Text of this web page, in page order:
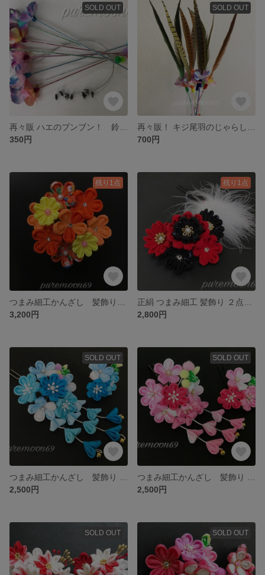
SOLD OUT
350円
SOLD OUT
700円
残り1点
3,200円
残り1点
2,800円
SOLD OUT
2,500円
SOLD OUT
2,500円
SOLD OUT SOLD OUT